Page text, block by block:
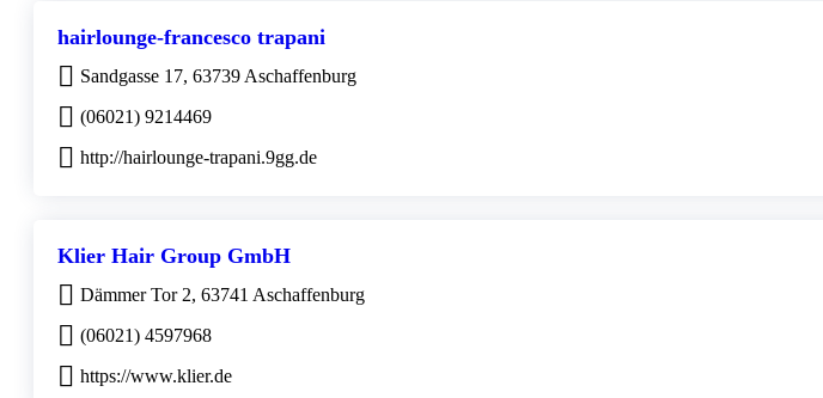
hairlounge-francesco trapani
Sandgasse 17, 63739 Aschaffenburg
(06021) 9214469
http://hairlounge-trapani.9gg.de
Klier Hair Group GmbH
Dämmer Tor 2, 63741 Aschaffenburg
(06021) 4597968
https://www.klier.de